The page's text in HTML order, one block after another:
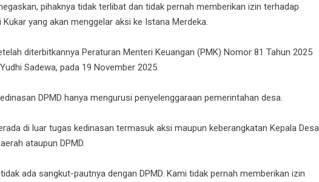
pihaknya tidak terlibat dan tidak pernah memberikan izin terhadap
yang akan menggelar aksi ke Istana Merdeka.
diterbitkannya Peraturan Menteri Keuangan (PMK) Nomor 81 Tahun 2025
Sadewa, pada 19 November 2025.
DPMD hanya mengurusi penyelenggaraan pemerintahan desa.
di luar tugas kedinasan termasuk aksi maupun keberangkatan Kepala Desa
ataupun DPMD.
ada sangkut-pautnya dengan DPMD. Kami tidak pernah memberikan izin